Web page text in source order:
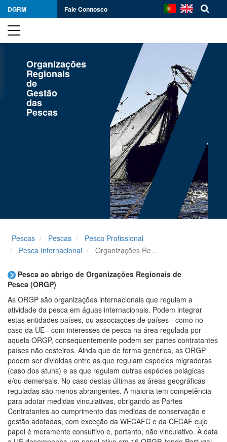
DGRM Fale Connosco
Organizações
Regionais
de
Gestão
das
Pescas
Pescas Pescas
Pesca Profissional
Pesca Internacional
Organizações Regionais de Gestão das Pescas
Pesca ao abrigo de Organizações Regionais de
Pesca (ORGP)
As ORGP são organizações internacionais que regulam a
atividade da pesca em águas internacionais. Podem integrar
estas entidades países, ou associações de países - como no
caso da UE - com interesses de pesca na área regulada por
aquela ORGP, consequentemente podem ser partes contratantes
países não costeiros. Ainda que de forma genérica, as ORGP
podem ser divididas entre as que regulam espécies migradoras
(caso dos atuns) e as que regulam outras espécies pelágicas
e/ou demersais. No caso destas últimas as áreas geográficas
reguladas são menos abrangentes. A maioria tem competência
para adotar medidas vinculativas, obrigando as Partes
Contratantes ao cumprimento das medidas de conservação e
gestão adotadas, com exceção da WECAFC e da CECAF cujo
papel é meramente consultivo e, portanto, não vinculativo. À data